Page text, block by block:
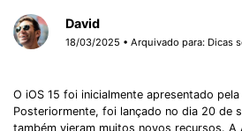
David
18/03/2025 • Arquivado para: Dicas
O iOS 15 foi inicialmente apresentado
Posteriormente, foi lançado no dia 20 de
também vieram muitos novos recursos. A